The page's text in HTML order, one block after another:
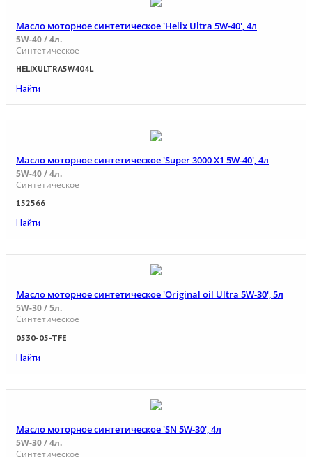
Масло моторное синтетическое 'Helix Ultra 5W-40', 4л
5W-40 / 4л.
Синтетическое
HELIXULTRA5W404L
Найти
Масло моторное синтетическое 'Super 3000 X1 5W-40', 4л
5W-40 / 4л.
Синтетическое
152566
Найти
Масло моторное синтетическое 'Original oil Ultra 5W-30', 5л
5W-30 / 5л.
Синтетическое
0530-05-TFE
Найти
Масло моторное синтетическое 'SN 5W-30', 4л
5W-30 / 4л.
Синтетическое